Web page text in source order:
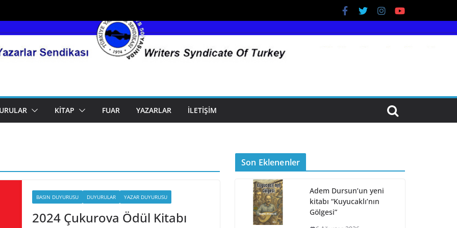
KITAP FUAR YAZARLAR İLETIŞIM
BASIN DUYURUSU DUYURULAR YAZAR DUYURUSU
2024 Çukurova Ödül Kitabı
Son Eklenenler
Adem Dursun’un yeni
kitabı “Kuyucaklı’nın
Gölgesi”